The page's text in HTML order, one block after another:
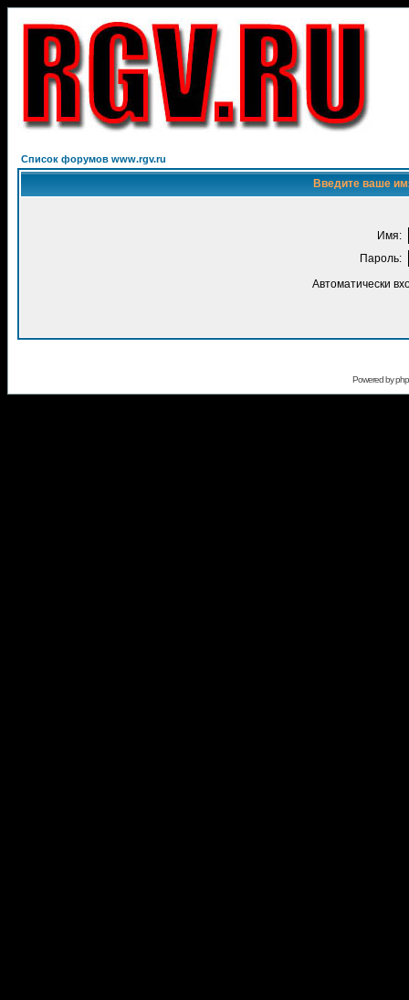
Список форумов www.rgv.ru
Введите ваше
Имя:
Пароль:
Автоматически
Powered by